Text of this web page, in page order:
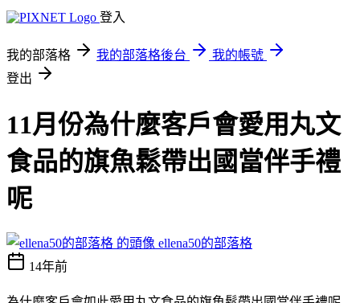
登入
我的部落格 我的部落格後台
我的帳號
登出
11月份為什麼客戶會愛用丸文
食品的旗魚鬆帶出國當伴手禮
呢
ellena50的部落格
14年前